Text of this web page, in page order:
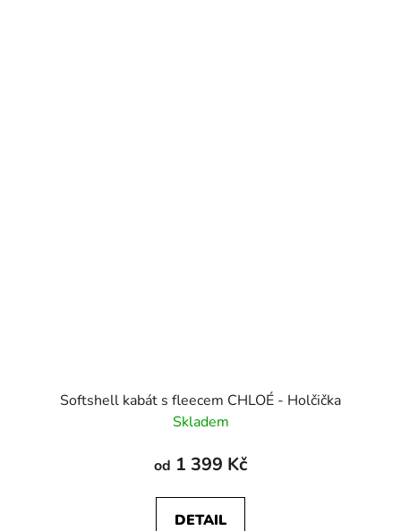
Softshell kabát s fleecem CHLOÉ - Holčička
Skladem
od 1 399 Kč
DETAIL